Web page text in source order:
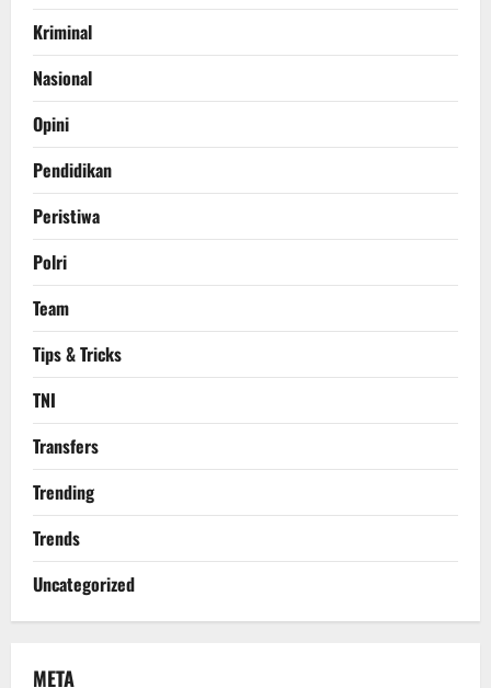
Kriminal
Nasional
Opini
Pendidikan
Peristiwa
Polri
Team
Tips & Tricks
TNI
Transfers
Trending
Trends
Uncategorized
META